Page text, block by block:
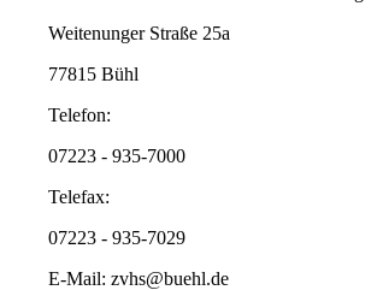
Weitenunger Straße 25a
77815 Bühl
Telefon:
07223 - 935-7000
Telefax:
07223 - 935-7029
E-Mail: zvhs@buehl.de